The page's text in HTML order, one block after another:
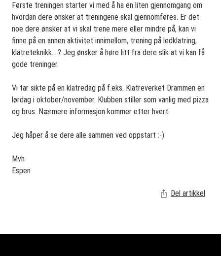
Første treningen starter vi med å ha en liten gjennomgang om
hvordan dere ønsker at treningene skal gjennomføres. Er det
noe dere ønsker at vi skal trene mere eller mindre på, kan vi
finne på en annen aktivitet innimellom, trening på ledklatring,
klatreteknikk....? Jeg ønsker å høre litt fra dere slik at vi kan få
gode treninger.
Vi tar sikte på en klatredag på f.eks. Klatreverket Drammen en
lørdag i oktober/november. Klubben stiller som vanlig med pizza
og brus. Nærmere informasjon kommer etter hvert.
Jeg håper å se dere alle sammen ved oppstart :-)
Mvh
Espen
Del artikkel